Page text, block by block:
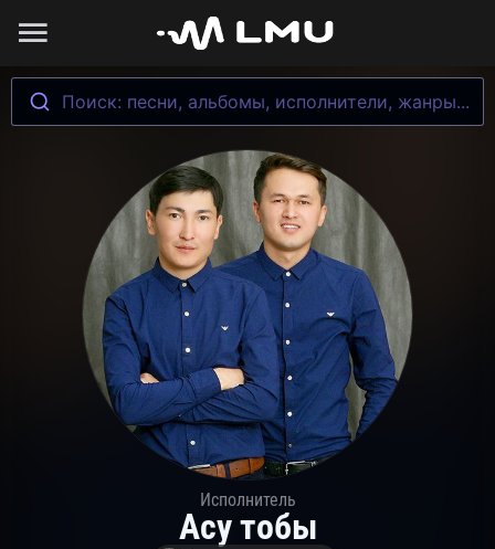
Поиск: песни, альбомы, исполнители, жанры...
Исполнитель
Асу тобы